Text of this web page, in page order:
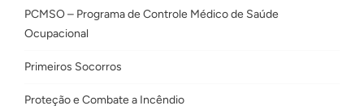
PCMSO – Programa de Controle Médico de Saúde
Ocupacional
Primeiros Socorros
Proteção e Combate a Incêndio